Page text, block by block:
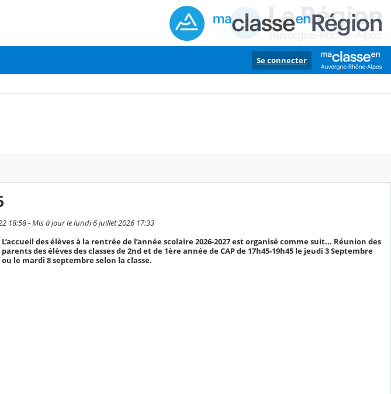
Se connecter
18:58 - Mis à jour le lundi 6 juillet 2026 17:33
L’accueil des élèves à la rentrée de l’année scolaire 2026-2027 est organisé comme suit... Réunion des
parents des élèves des classes de 2nd et de 1ère année de CAP de 17h45-19h45 le jeudi 3 Septembre
ou le mardi 8 septembre selon la classe.